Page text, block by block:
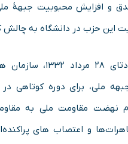
و افزایش محبوبیت جبههٔ
پس از وقوع کودتای ۲۸
ملی، برای دوره کوتاهی در
نهضت مقاومت ملی به
و اعتصاب های